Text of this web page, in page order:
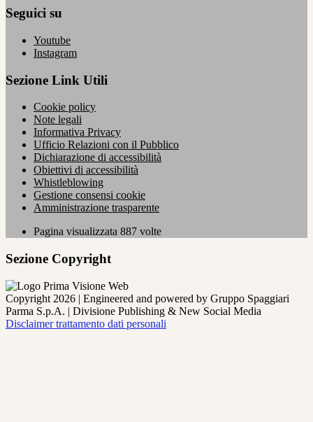
Seguici su
Youtube
Instagram
Sezione Link Utili
Cookie policy
Note legali
Informativa Privacy
Ufficio Relazioni con il Pubblico
Dichiarazione di accessibilità
Obiettivi di accessibilità
Whistleblowing
Gestione consensi cookie
Amministrazione trasparente
Pagina visualizzata 887 volte
Sezione Copyright
Copyright 2026 | Engineered and powered by Gruppo Spaggiari
Parma S.p.A. | Divisione Publishing & New Social Media
Disclaimer trattamento dati personali